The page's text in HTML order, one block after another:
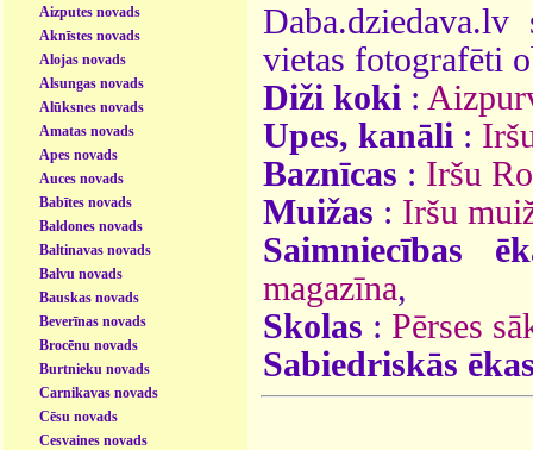
Aizputes novads
Aknīstes novads
Alojas novads
Alsungas novads
Alūksnes novads
Amatas novads
Apes novads
Auces novads
Babītes novads
Baldones novads
Baltinavas novads
Balvu novads
Bauskas novads
Beverīnas novads
Brocēnu novads
Burtnieku novads
Carnikavas novads
Cēsu novads
Cesvaines novads
vietas fotografēti
Diži koki :
Upes, kanāli :
Baznīcas : Iršu
Muižas : Iršu
Saimniecības
magazīna,
Skolas : Pērses
Sabiedriskās